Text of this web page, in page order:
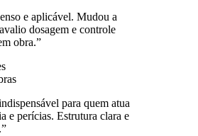
e aplicável. Mudou a
dosagem e controle
obra.”
para quem atua
e perícias. Estrutura clara e
”